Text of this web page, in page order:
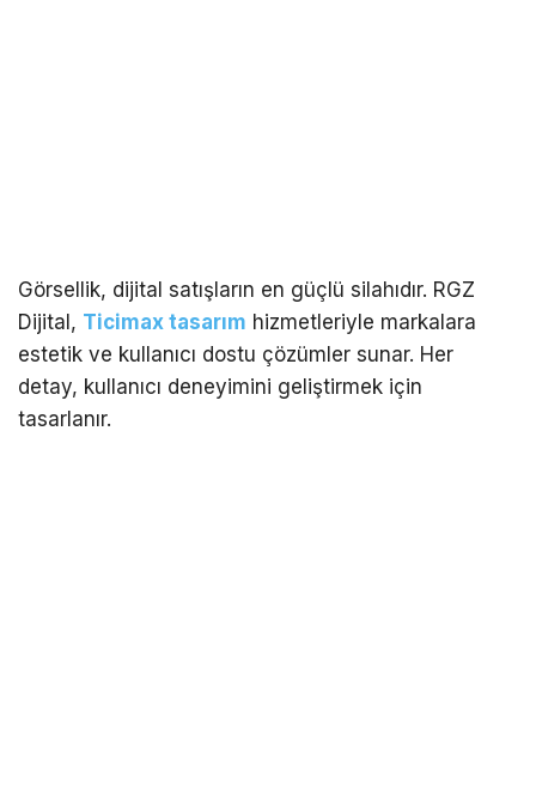
Görsellik, dijital satışların en güçlü silahıdır. RGZ
Dijital, Ticimax tasarım hizmetleriyle markalara
estetik ve kullanıcı dostu çözümler sunar. Her
detay, kullanıcı deneyimini geliştirmek için
tasarlanır.